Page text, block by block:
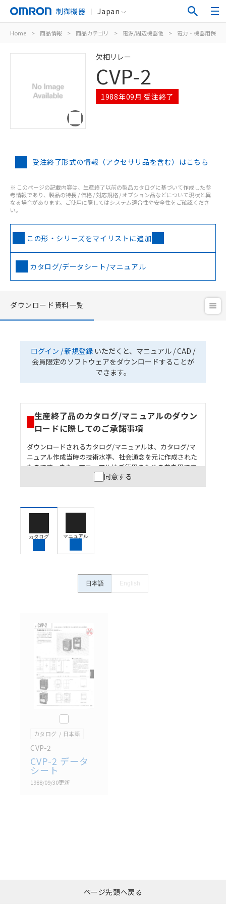
制御機器 Japan
Home > 商品情報 > 商品カテゴリ > 電源/周辺機器他 > 電力・機器用保護
欠相リレー
CVP-2
1988年09月 受注終了
受注終了形式の情報（アクセサリ品を含む）はこちら
※ このページの記載内容は、生産終了以前の製品カタログに基づいて作成した参
考情報であり、製品の特長 / 価格 / 対応規格 / オプション品などについて現状と異
なる場合があります。ご使用に際してはシステム適合性や安全性をご確認くださ
い。
この形・シリーズをマイリストに追加
カタログ/データシート/マニュアル
ダウンロード資料一覧
ログイン / 新規登録 いただくと、マニュアル / CAD /
会員限定のソフトウェアをダウンロードすることが
できます。
生産終了品のカタログ/マニュアルのダウン
ロードに際してのご承諾事項
ダウンロードされるカタログ/マニュアルは、カタログ/マ
ニュアル作成当時の技術水準、社会通念を元に作成された
ものです。また、マニュアルはご使用のための参考用です
ので、ご使用にあたっての安全性については十分にご配慮
ください。以下の内容をご承諾の上、ご利用ください。
うな用途に使用される場合には、システム全体として
保できるよう設計されていること、および本製品が全
ていることを、必ず事前に確認してください。
ン事例は参考用ですので、ご採用に際しては機器・装
置の機能や安全性をご確認のうえご使用ください。・
ている可能性がありますがご容赦ください。
記載されているサービス内容や連絡先等は作成当時の
ものであり、変更・改定させていただいている可能性
があります。改めて当サイトの掲載内容をご確認のう
え、ご用命下さいますようお願いいたします。
同意する
カタログ マニュアル
日本語 English
このカタログを選択
カタログ 日本語
CVP-2
CVP-2 データ
シート
1988/09/30更新
括ダウンロード
ページ先頭へ戻る